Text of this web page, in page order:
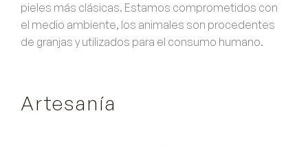
pieles más clásicas. Estamos comprometidos con
el medio ambiente, los animales son procedentes
de granjas y utilizados para el consumo humano.
Artesanía